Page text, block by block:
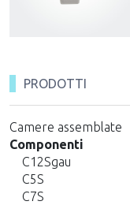
PRODOTTI
Camere assemblate
Componenti
C12Sgau
C5S
C7S